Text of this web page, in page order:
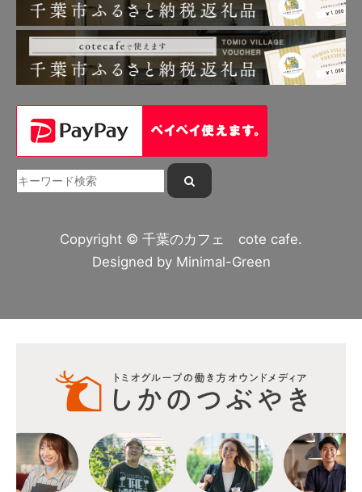
Copyright © 千葉のカフェ cote cafe.
Designed by Minimal-Green